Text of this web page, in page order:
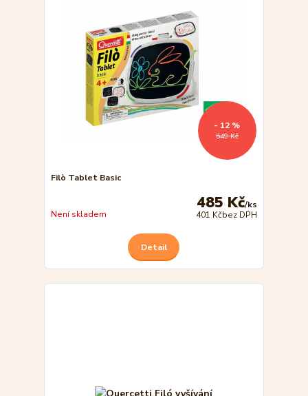
549 Kč
- 12 %
Filò Tablet Basic
485 Kč/ks
401 Kčbez DPH
Není skladem
Detail